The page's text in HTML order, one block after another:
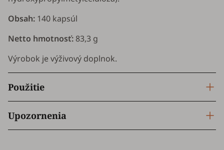
Obsah: 140 kapsúl
Netto hmotnosť: 83,3 g
Výrobok je výživový doplnok.
Použitie
Upozornenia